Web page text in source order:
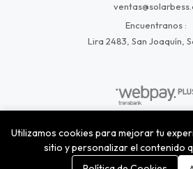
Encuentranos
Lira 2483, San Joaquín,
SolarBess © 2026¿Te gusta mi
0
Utilizamos cookies para mejorar tu
sitio y personalizar el contenido